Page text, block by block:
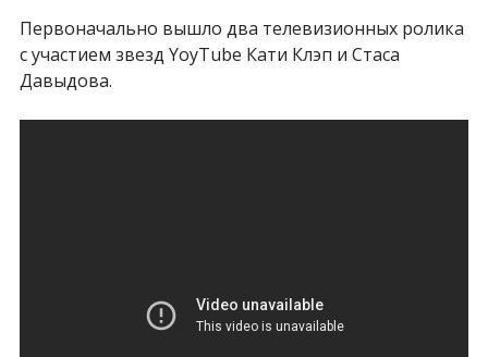
Первоначально вышло два телевизионных ролика
с участием звезд YoyTube Кати Клэп и Стаса
Давыдова.